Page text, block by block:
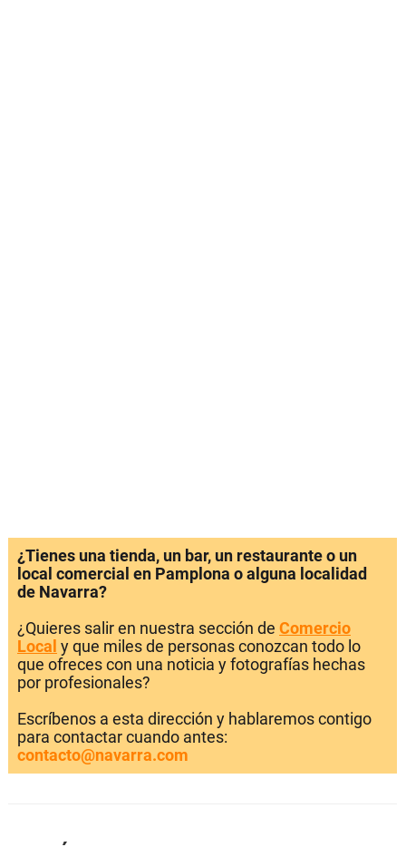
¿Tienes una tienda, un bar, un restaurante o un
local comercial en Pamplona o alguna localidad
de Navarra?
¿Quieres salir en nuestra sección de Comercio
Local y que miles de personas conozcan todo lo
que ofreces con una noticia y fotografías hechas
por profesionales?
Escríbenos a esta dirección y hablaremos contigo
para contactar cuando antes:
contacto@navarra.com